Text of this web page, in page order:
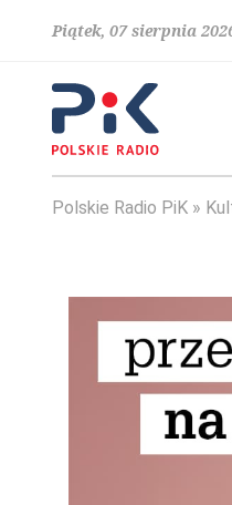
Piątek, 07 sierpnia
Polskie Radio PiK